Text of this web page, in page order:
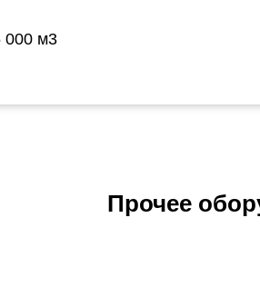
000 м3
Прочее